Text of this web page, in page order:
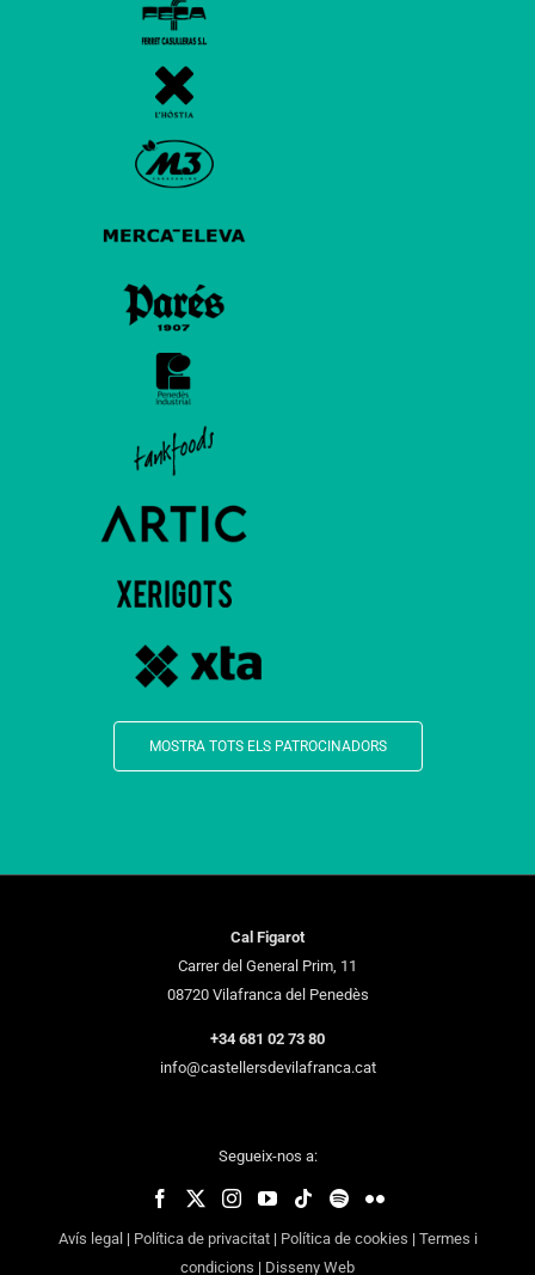
MOSTRA TOTS ELS PATROCINADORS
Cal Figarot
Carrer del General Prim, 11
08720 Vilafranca del Penedès
+34 681 02 73 80
info@castellersdevilafranca.cat
Segueix-nos a:
Avís legal | Política de privacitat| Política de cookies | Termes i
condicions | Disseny Web